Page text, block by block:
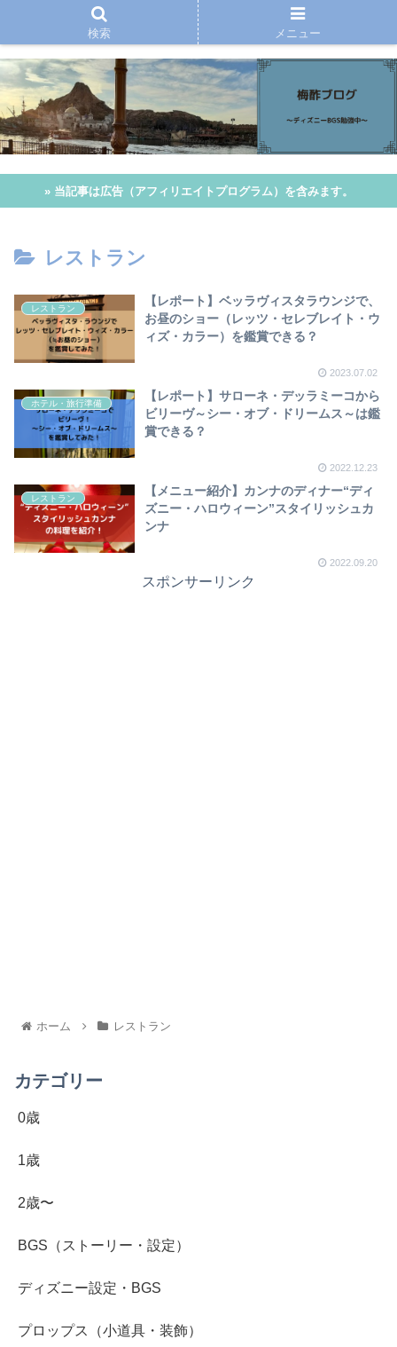
» 当記事は広告（アフィリエイトプログラム）を含みます。
レストラン
レストラン
【レポート】ベッラヴィスタラウンジで、
お昼のショー（レッツ・セレブレイト・ウ
ィズ・カラー）を鑑賞できる？
2023.07.02
ホテル・旅行準備
【レポート】サローネ・デッラミーコから
ビリーヴ～シー・オブ・ドリームス～は鑑
賞できる？
2022.12.23
レストラン
【メニュー紹介】カンナのディナー“ディ
ズニー・ハロウィーン”スタイリッシュカ
ンナ
2022.09.20
スポンサーリンク
ホーム レストラン
カテゴリー
0歳
1歳
2歳〜
BGS（ストーリー・設定）
ディズニー設定・BGS
プロップス（小道具・装飾）
検索 メニュー